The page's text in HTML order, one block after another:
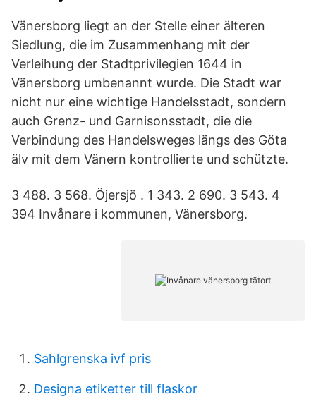
Vänersborg liegt an der Stelle einer älteren
Siedlung, die im Zusammenhang mit der
Verleihung der Stadtprivilegien 1644 in
Vänersborg umbenannt wurde. Die Stadt war
nicht nur eine wichtige Handelsstadt, sondern
auch Grenz- und Garnisonsstadt, die die
Verbindung des Handelsweges längs des Göta
älv mit dem Vänern kontrollierte und schützte.
3 488. 3 568. Öjersjö . 1 343. 2 690. 3 543. 4
394 Invånare i kommunen, Vänersborg.
Sahlgrenska ivf pris
Designa etiketter till flaskor